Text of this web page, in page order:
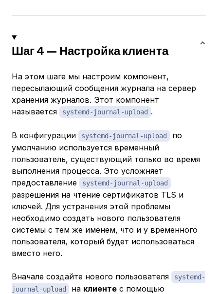
Шаг 4 — Настройка клиента
На этом шаге мы настроим компонент,
пересылающий сообщения журнала на сервер
хранения журналов. Этот компонент
называется
systemd-journal-upload .
В конфигурации systemd-journal-upload
по
умолчанию используется временный
пользователь, существующий только во время
выполнения процесса. Это усложняет
предоставление
systemd-journal-upload
разрешения на чтение сертификатов TLS и
ключей. Для устранения этой проблемы
необходимо создать нового пользователя
системы с тем же именем, что и у временного
пользователя, который будет использоваться
вместо него.
Вначале создайте нового пользователя
systemd-
journal-upload
на клиенте с помощью